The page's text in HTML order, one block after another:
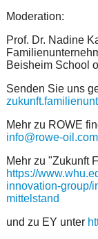
Moderation:
Prof. Dr. Nadine
Beisheim School
Senden Sie uns
Mehr zu ROWE
info@rowe-oil.com
Mehr zu "Zukunft
https://
innovation-group/
mittelstand
und zu EY unter